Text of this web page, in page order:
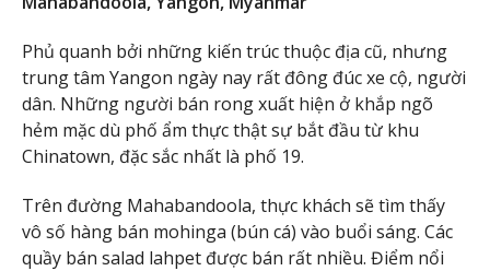
Phủ quanh bởi những kiến trúc thuộc địa cũ, nhưng
trung tâm Yangon ngày nay rất đông đúc xe cộ, người
dân. Những người bán rong xuất hiện ở khắp ngõ
hẻm mặc dù phố ẩm thực thật sự bắt đầu từ khu
Chinatown, đặc sắc nhất là phố 19.
Trên đường Mahabandoola, thực khách sẽ tìm thấy
vô số hàng bán mohinga (bún cá) vào buổi sáng. Các
quầy bán salad lahpet được bán rất nhiều. Điểm nổi